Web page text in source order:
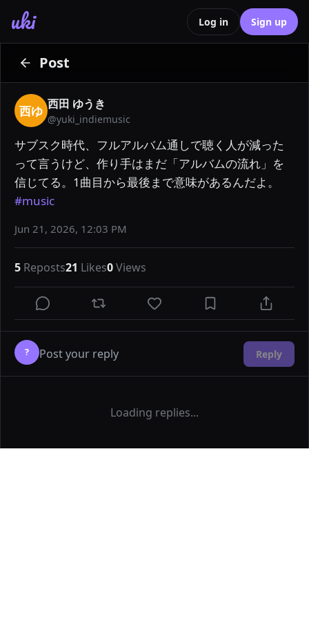
uki Log in Sign up
Post
西ゆ 西田 ゆうき
@yuki_indiemusic
サブスク時代、フルアルバム通しで聴く人が減った
って言うけど、作り手はまだ「アルバムの流れ」を
#music
Jun 21, 2026, 12:03 PM
5 Reposts21 Likes0Views
? Reply
Loading replies...